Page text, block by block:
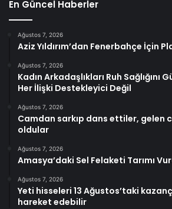
En Güncel Haberler
Ağustos 7, 2026
Aziz Yıldırım’dan Fenerbahçe İçin
Ağustos 7, 2026
Kadın Arkadaşlıkları Ruh Sağlığını
Her İlişki Destekleyici Değil
Ağustos 7, 2026
Camdan sarkıp dans ettiler, gelen
oldular
Ağustos 7, 2026
Amasya’daki Sel Felaketi Tarımı
Ağustos 7, 2026
Yeti hisseleri 13 Ağustos’taki
hareket edebilir